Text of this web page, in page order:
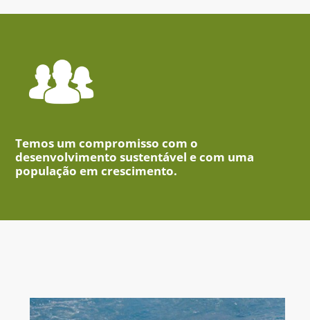
Temos um compromisso com o
desenvolvimento sustentável e com uma
população em crescimento.